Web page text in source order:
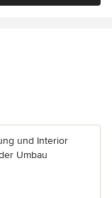
und Interior
Umbau